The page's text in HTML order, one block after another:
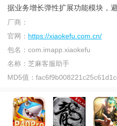
据业务增长弹性扩展功能模块，
厂商：
官网： https://xiaokefu.com.cn/
包名： com.imapp.xiaokefu
名称： 芝麻客服助手
MD5值：